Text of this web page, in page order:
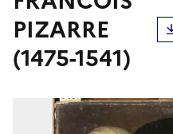
PIZARRE
(1475-1541)